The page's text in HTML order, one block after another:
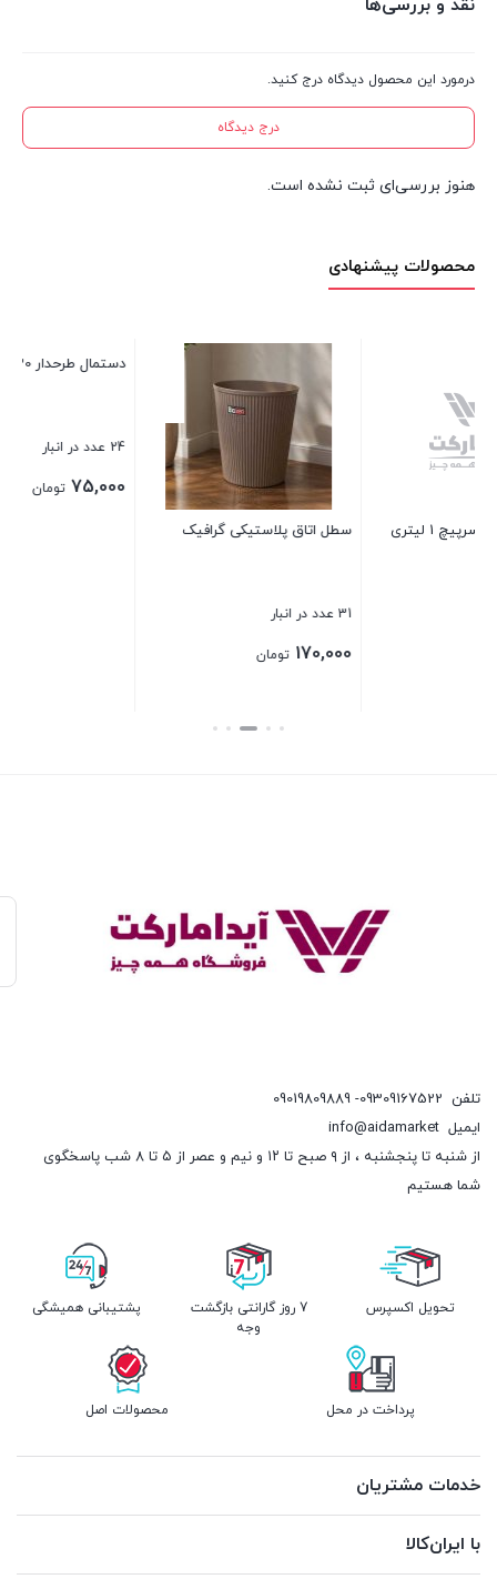
نقد و بررسی‌ها
درمورد این محصول دیدگاه درج کنید.
درج دیدگاه
هنوز بررسی‌ای ثبت نشده است.
محصولات پیشنهادی
سطل اتاق پلاستیکی گرافیک
دستمال طرحدار 30*30
24 عدد در انبار
75,000 تومان
تلفن 09309167522- 09019809889
ایمیل info@aidamarket
از شنبه تا پنجشنبه ، از ۹ صبح تا ۱۲ و نیم و عصر از ۵ تا ۸ شب پاسخگوی
شما هستیم
تحویل اکسپرس
7 روز گارانتی بازگشت
وجه
پشتیبانی همیشگی
پرداخت در محل محصولات اصل
خدمات مشتریان
با ایران‌کالا